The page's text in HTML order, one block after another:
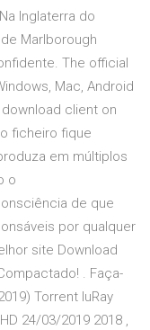
Inglaterra do
Marlborough
The official
Mac, Android
client on
ficheiro fique
em múltiplos
o
de que
por qualquer
site Download
. Faça-
Torrent luRay
24/03/2019 2018 ,